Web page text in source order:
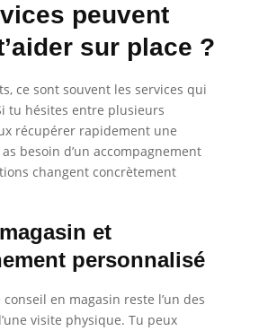
peuvent
sur place ?
ce sont souvent les services qui
tu hésites entre plusieurs
récupérer rapidement une
besoin d’un accompagnement
changent concrètement
et
personnalisé
en magasin reste l’un des
visite physique. Tu peux